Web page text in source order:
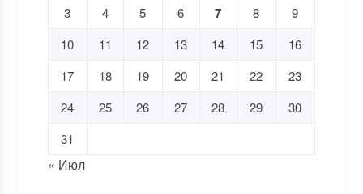
3
4 5 6 7 8
9
10
11 12 13 14 15
16
17
18 19 20 21 22
23
24
25 26 27 28 29
30
31
« Июл